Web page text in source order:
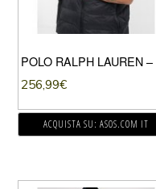
256,99€
ACQUISTA SU: ASOS.COM IT